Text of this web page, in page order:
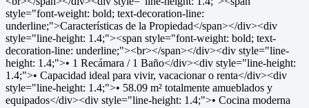
style="font-weight: bold; text-decoration-line:
underline;">Características de la Propiedad</span></div><div
style="line-height: 1.4;"><span style="font-weight: bold; text-
decoration-line: underline;"><br></span></div><div style="line-
height: 1.4;">• 1 Recámara / 1 Baño</div><div style="line-height:
1.4;">• Capacidad ideal para vivir, vacacionar o renta</div><div
style="line-height: 1.4;">• 58.09 m² totalmente amueblados y
equipados</div><div style="line-height: 1.4;">• Cocina moderna